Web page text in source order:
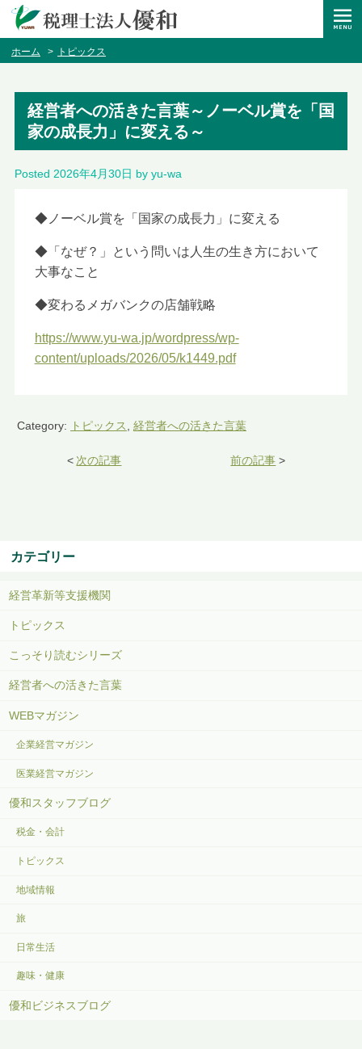
ホーム トピックス
経営者への活きた言葉～ノーベル賞を「国
家の成長力」に変える～
Posted 2026年4月30日 by yu-wa
◆ノーベル賞を「国家の成長力」に変える
◆「なぜ？」という問いは人生の生き方において
大事なこと
◆変わるメガバンクの店舗戦略
https://www.yu-wa.jp/wordpress/wp-
content/uploads/2026/05/k1449.pdf
Category: トピックス 経営者への活きた言葉
< 次の記事 前の記事 >
カテゴリー
経営革新等支援機関
トピックス
こっそり読むシリーズ
経営者への活きた言葉
WEBマガジン
企業経営マガジン
医業経営マガジン
優和スタッフブログ
税金・会計
トピックス
地域情報
旅
日常生活
趣味・健康
優和ビジネスブログ